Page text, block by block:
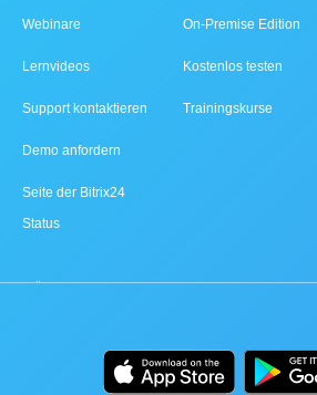
Webinare
Lernvideos
Support kontaktieren
Demo anfordern
Seite der Bitrix24
Status
On-Premise Edition
Kostenlos testen
Trainingskurse